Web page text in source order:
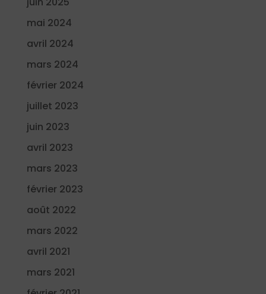
mai 2024
avril 2024
mars 2024
février 2024
juillet 2023
juin 2023
avril 2023
mars 2023
février 2023
août 2022
mars 2022
avril 2021
mars 2021